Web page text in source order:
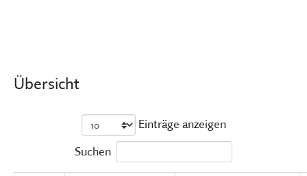
Übersicht
Einträge anzeigen
Suchen